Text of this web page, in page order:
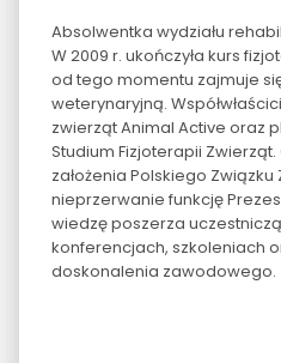
Absolwentka wydziału
W 2009 r. ukończyła kurs
od tego momentu zajmuje
weterynaryjną.
zwierząt Animal Active oraz
Studium Fizjoterapii
założenia Polskiego
nieprzerwanie funkcję
wiedzę poszerza
konferencjach, szkoleniach
doskonalenia zawodowego.